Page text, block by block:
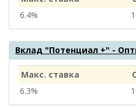
6.4%
Вклад "Потенциал +" -
Макс. ставка
6.3%